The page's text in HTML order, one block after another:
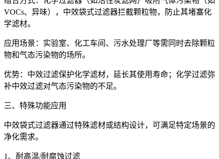
VOCs、异味），中效袋式过滤器拦截颗粒物，防止其堵塞化
学滤材。
应用场景：实验室、化工车间、污水处理厂等需同时去除颗粒
物和气态污染物的场所。
优势：中效过滤保护化学滤材，延长其使用寿命；化学过滤弥
补中效过滤对气态污染物的不足。
三、特殊功能应用
中效袋式过滤器通过特殊滤材或结构设计，可满足特定场景的
净化需求。
1、耐高温/耐腐蚀过滤